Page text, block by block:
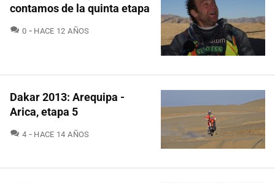
contamos de la quinta etapa
0 COMENTARIOS
HACE 12 AÑOS
Dakar 2013: Arequipa -
Arica, etapa 5
4 COMENTARIOS
HACE 14 AÑOS